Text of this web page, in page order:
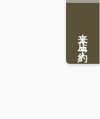
来店予約